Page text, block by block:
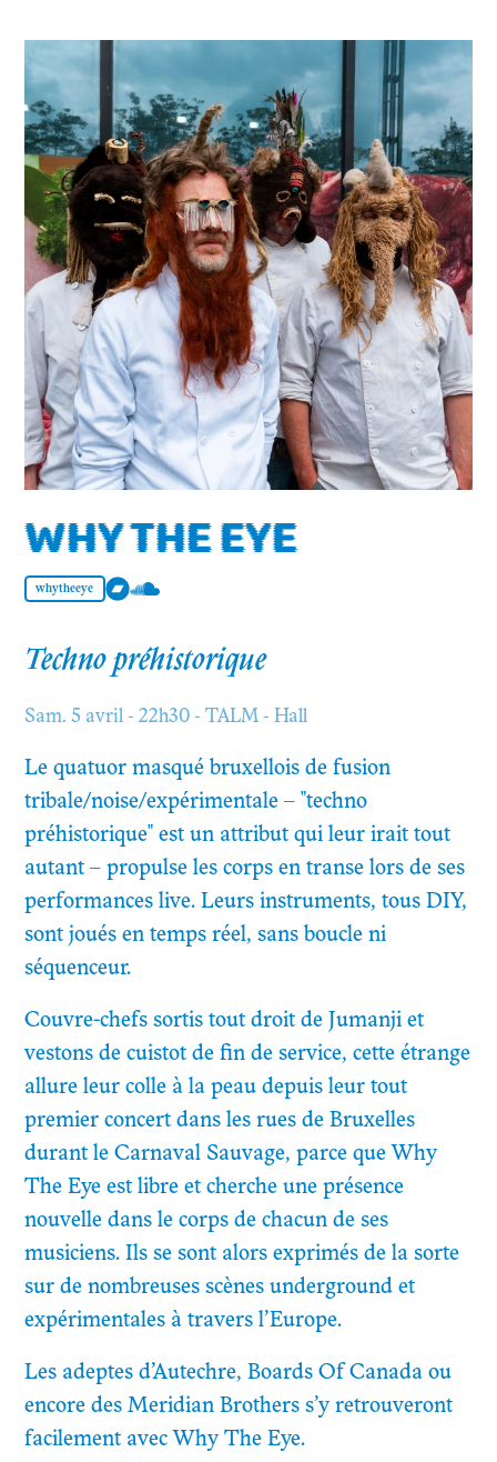
WHY THE EYE
whytheeye
Techno préhistorique
Sam. 5 avril - 22h30 - TALM - Hall
Le quatuor masqué bruxellois de fusion
tribale/noise/expérimentale – "techno
préhistorique" est un attribut qui leur irait tout
autant – propulse les corps en transe lors de ses
performances live. Leurs instruments, tous DIY,
sont joués en temps réel, sans boucle ni
séquenceur.
Couvre-chefs sortis tout droit de Jumanji et
vestons de cuistot de fin de service, cette étrange
allure leur colle à la peau depuis leur tout
premier concert dans les rues de Bruxelles
durant le Carnaval Sauvage, parce que Why
The Eye est libre et cherche une présence
nouvelle dans le corps de chacun de ses
musiciens. Ils se sont alors exprimés de la sorte
sur de nombreuses scènes underground et
expérimentales à travers l’Europe.
Les adeptes d’Autechre, Boards Of Canada ou
encore des Meridian Brothers s’y retrouveront
facilement avec Why The Eye.
EN FR